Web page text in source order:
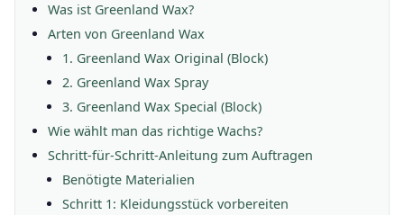
Was ist Greenland Wax?
Arten von Greenland Wax
1. Greenland Wax Original (Block)
2. Greenland Wax Spray
3. Greenland Wax Special (Block)
Wie wählt man das richtige Wachs?
Schritt-für-Schritt-Anleitung zum Auftragen
Benötigte Materialien
Schritt 1: Kleidungsstück vorbereiten